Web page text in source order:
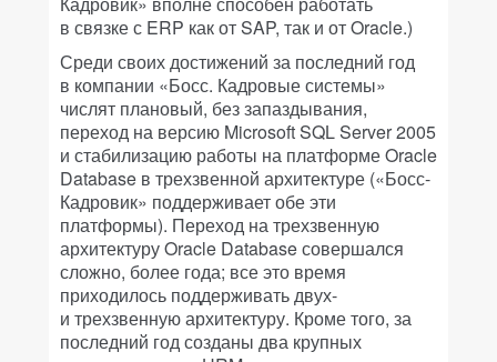
в связке с ERP как от SAP, так и от Oracle.)
Среди своих достижений за последний год
в компании «Босс. Кадровые системы»
числят плановый, без запаздывания,
переход на версию Microsoft SQL Server 2005
и стабилизацию работы на платформе Oracle
Database в трехзвенной архитектуре («Босс-
Кадровик» поддерживает обе эти
платформы). Переход на трехзвенную
архитектуру Oracle Database совершался
сложно, более года; все это время
приходилось поддерживать двух-
и трехзвенную архитектуру. Кроме того, за
последний год созданы два крупных